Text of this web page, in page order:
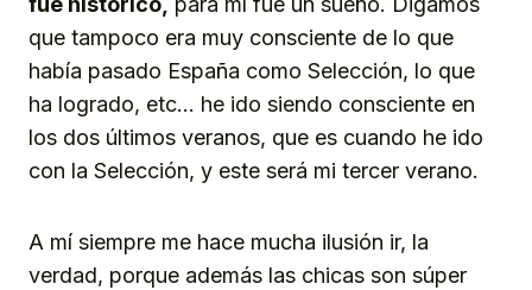
que tampoco era muy consciente de lo que
había pasado España como Selección, lo que
ha logrado, etc… he ido siendo consciente en
los dos últimos veranos, que es cuando he ido
con la Selección, y este será mi tercer verano.
A mí siempre me hace mucha ilusión ir, la
verdad, porque además las chicas son súper